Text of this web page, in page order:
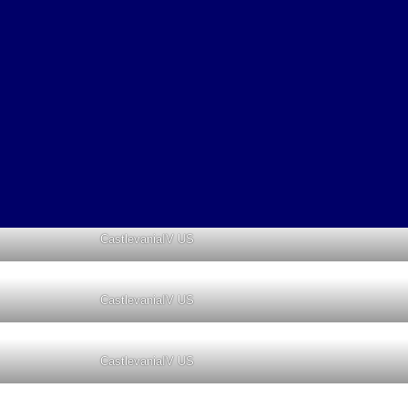
CastlevaniaIV US
CastlevaniaIV US
CastlevaniaIV US